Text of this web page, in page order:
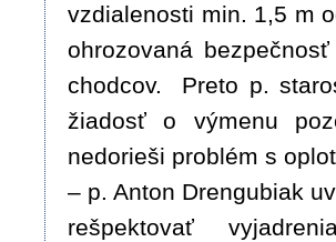
vzdialenosti min. 1,5 m
ohrozovaná
chodcov. Preto p.
žiadosť o výmenu
nedorieši problém s
– p. Anton Drengubiak
rešpektovať